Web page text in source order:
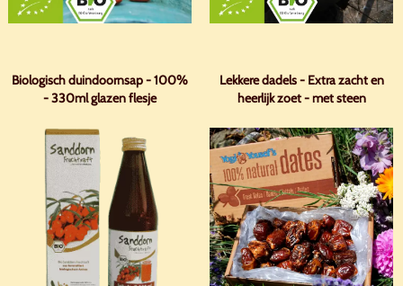
Biologisch duindoornsap - 100%
- 330ml glazen flesje
Lekkere dadels - Extra zacht en
heerlijk zoet - met steen